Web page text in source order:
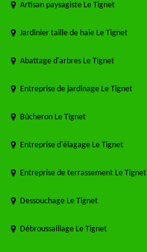
Artisan paysagiste Le Tignet
Jardinier taille de haie Le Tignet
Abattage d'arbres Le Tignet
Entreprise de jardinage Le Tignet
Bûcheron Le Tignet
Entreprise d'élagage Le Tignet
Entreprise de terrassement Le Tignet
Dessouchage Le Tignet
Débroussaillage Le Tignet